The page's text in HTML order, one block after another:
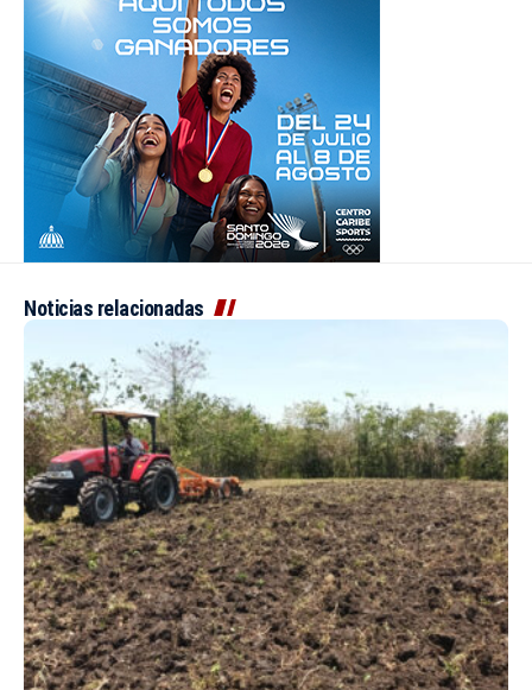
Noticias relacionadas